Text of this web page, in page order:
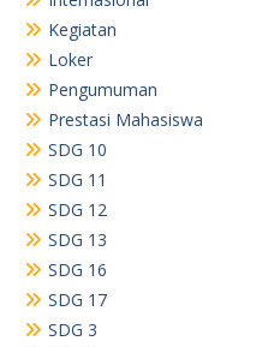
Kegiatan
Loker
Pengumuman
Prestasi Mahasiswa
SDG 10
SDG 11
SDG 12
SDG 13
SDG 16
SDG 17
SDG 3